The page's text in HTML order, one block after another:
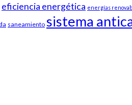
eficiencia energética energías
saneamiento sistema